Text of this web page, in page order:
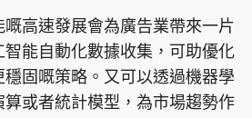
高速發展會為廣告業帶來一片
能自動化數據收集，可助優化
固嘅策略。又可以透過機器學
或者統計模型，為市場趨勢作